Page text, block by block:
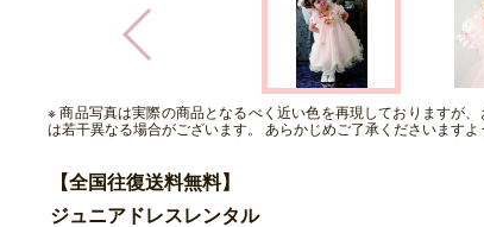
※ 商品写真は実際の商品となるべく近い色を再現しておりますが
は若干異なる場合がございます。 あらかじめご了承くださいますよ
【全国往復送料無料】
ジュニアドレスレンタル